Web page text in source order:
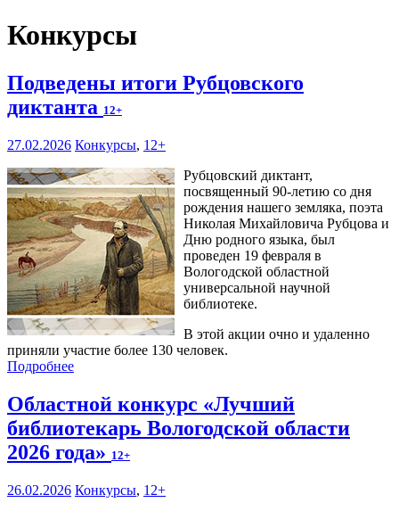
Конкурсы
Подведены итоги Рубцовского
диктанта 12+
27.02.2026 Конкурсы, 12+
Рубцовский диктант,
посвященный 90-летию со дня
рождения нашего земляка, поэта
Николая Михайловича Рубцова и
Дню родного языка, был
проведен 19 февраля в
Вологодской областной
универсальной научной
библиотеке.
В этой акции очно и удаленно
приняли участие более 130 человек.
Подробнее
Областной конкурс «Лучший
библиотекарь Вологодской области
2026 года» 12+
26.02.2026 Конкурсы, 12+